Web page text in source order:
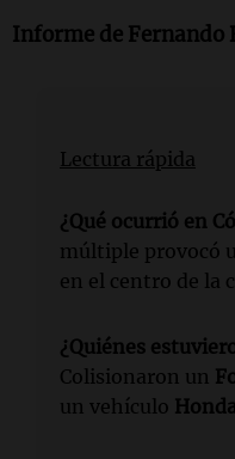
Informe de Fernando
Lectura rápida
¿Qué ocurrió en
múltiple provocó
en el centro de la
¿Quiénes
Colisionaron un
un vehículo